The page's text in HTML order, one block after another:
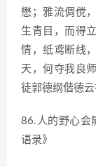
懋；雅流倜傥
生青目，而得
情，纸鸢断线
天，何夺我良
徒郭德纲偕德
86.人的野心会
语录》